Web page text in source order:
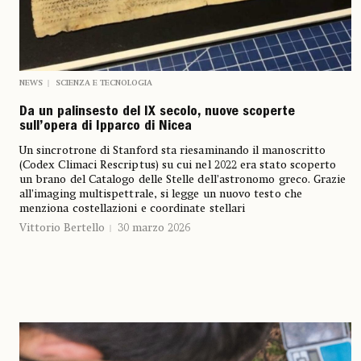
NEWS SCIENZA E TECNOLOGIA
Da un palinsesto del IX secolo, nuove scoperte
sull’opera di Ipparco di Nicea
Un sincrotrone di Stanford sta riesaminando il manoscritto
(Codex Climaci Rescriptus) su cui nel 2022 era stato scoperto
un brano del Catalogo delle Stelle dell’astronomo greco. Grazie
all’imaging multispettrale, si legge un nuovo testo che
menziona costellazioni e coordinate stellari
Vittorio Bertello
30 marzo 2026